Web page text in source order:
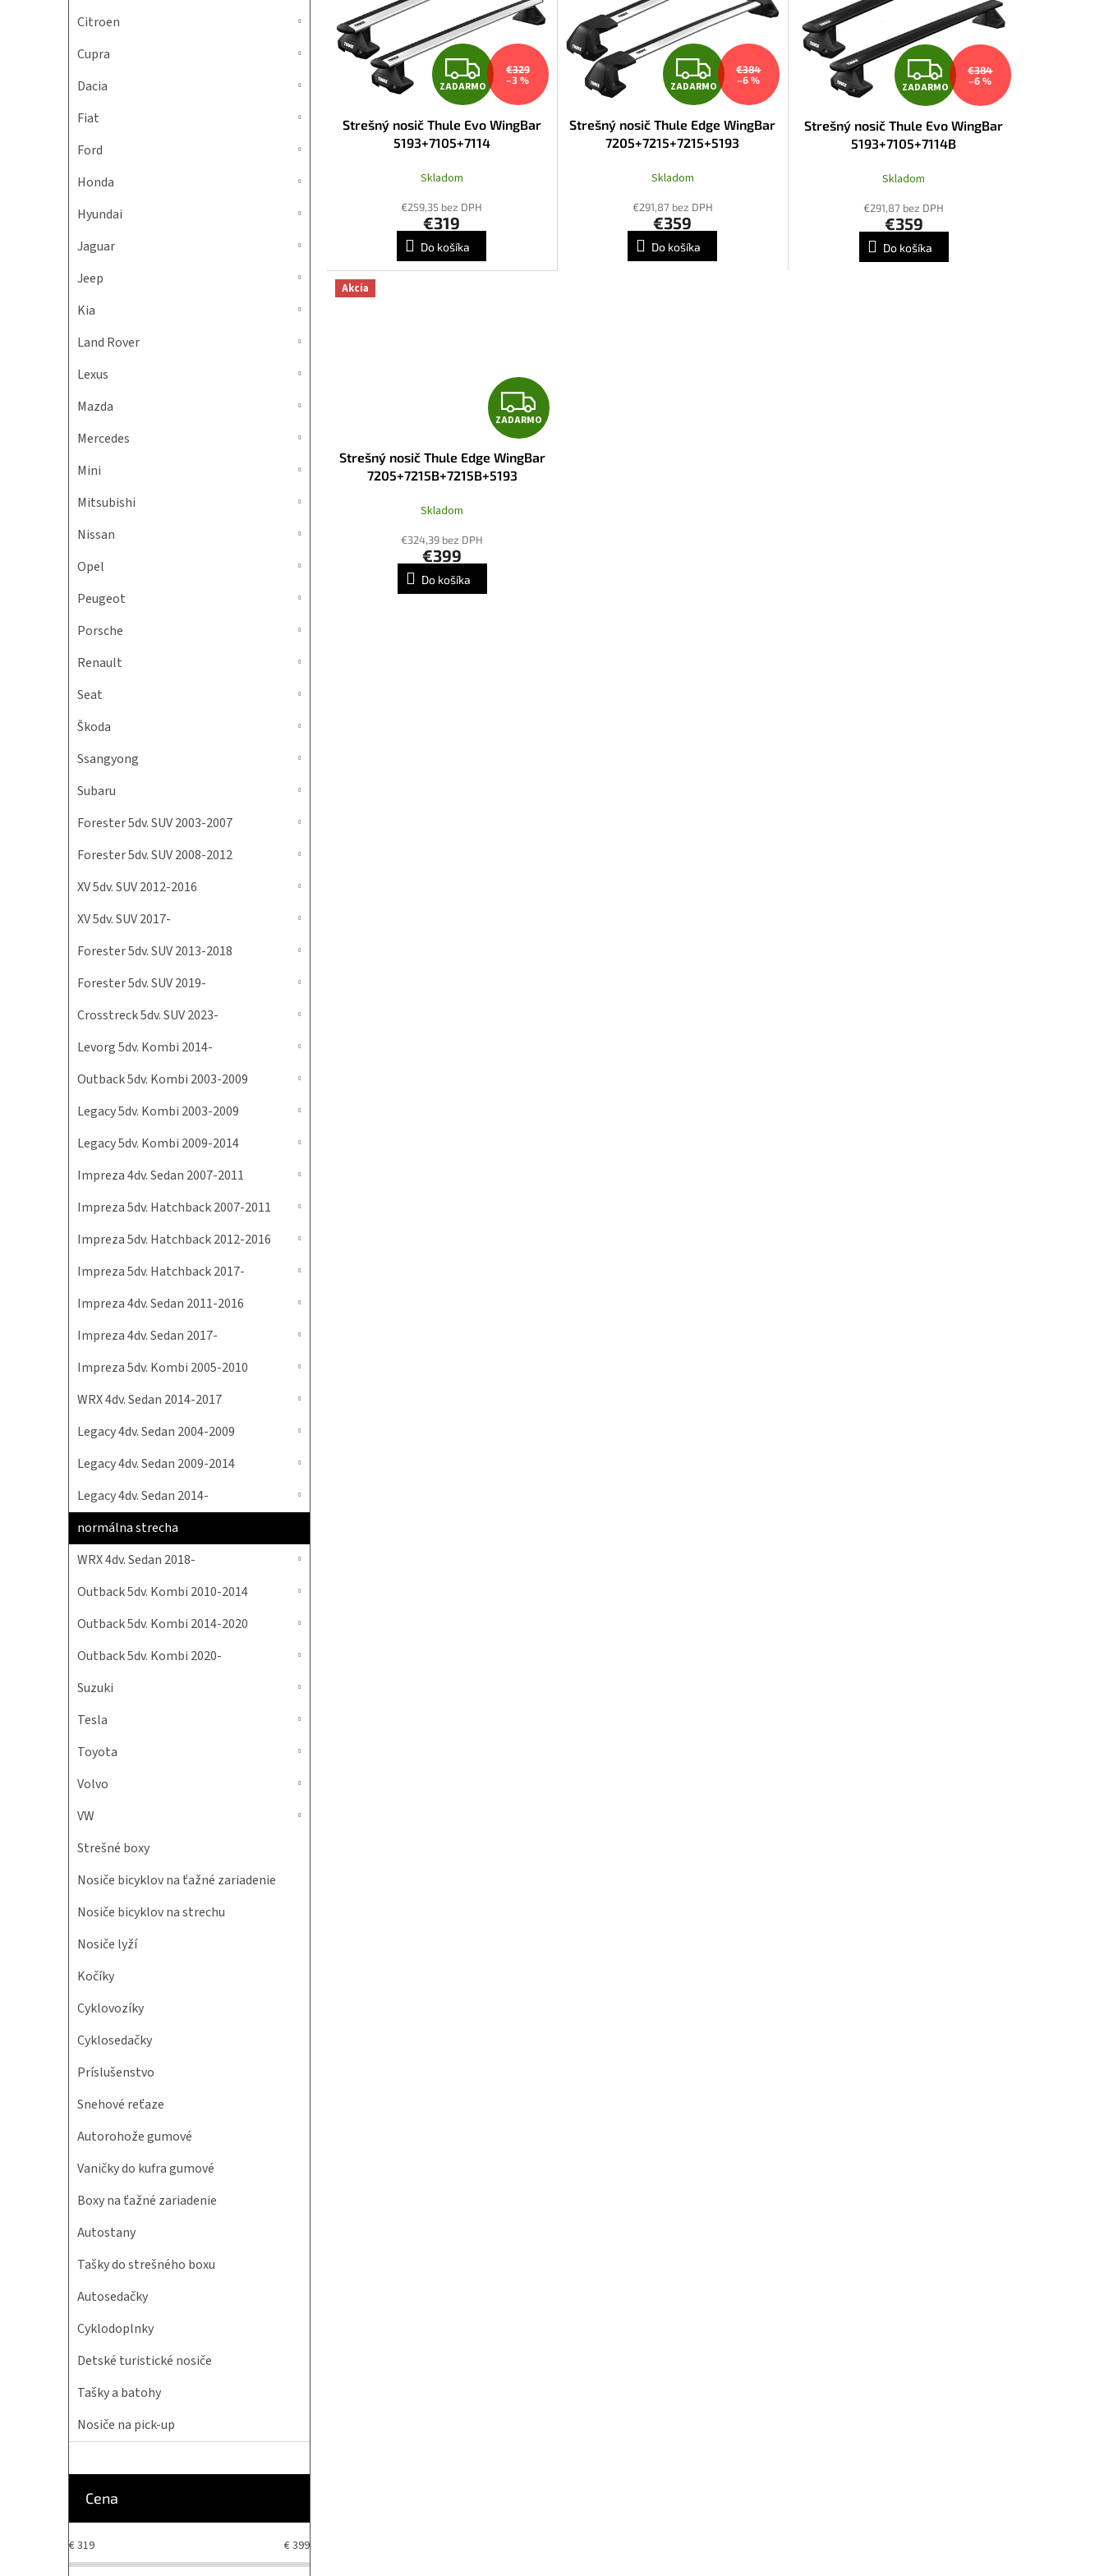
Citroen
Cupra
Dacia
Fiat
Ford
Honda
Hyundai
Jaguar
Jeep
Kia
Land Rover
Lexus
Mazda
Mercedes
Mini
Mitsubishi
Nissan
Opel
Peugeot
Porsche
Renault
Seat
Škoda
Ssangyong
Subaru
Forester 5dv. SUV 2003-2007
Forester 5dv. SUV 2008-2012
XV 5dv. SUV 2012-2016
XV 5dv. SUV 2017-
Forester 5dv. SUV 2013-2018
Forester 5dv. SUV 2019-
Crosstreck 5dv. SUV 2023-
Levorg 5dv. Kombi 2014-
Outback 5dv. Kombi 2003-2009
Legacy 5dv. Kombi 2003-2009
Legacy 5dv. Kombi 2009-2014
Impreza 4dv. Sedan 2007-2011
Impreza 5dv. Hatchback 2007-2011
Impreza 5dv. Hatchback 2012-2016
Impreza 5dv. Hatchback 2017-
Impreza 4dv. Sedan 2011-2016
Impreza 4dv. Sedan 2017-
Impreza 5dv. Kombi 2005-2010
WRX 4dv. Sedan 2014-2017
Legacy 4dv. Sedan 2004-2009
Legacy 4dv. Sedan 2009-2014
Legacy 4dv. Sedan 2014-
normálna strecha
WRX 4dv. Sedan 2018-
Outback 5dv. Kombi 2010-2014
Outback 5dv. Kombi 2014-2020
Outback 5dv. Kombi 2020-
Suzuki
Tesla
Toyota
Volvo
VW
Strešné boxy
Nosiče bicyklov na ťažné zariadenie
Nosiče bicyklov na strechu
Nosiče lyží
Kočíky
Cyklovozíky
Cyklosedačky
Príslušenstvo
Snehové reťaze
Autorohože gumové
Vaničky do kufra gumové
Boxy na ťažné zariadenie
Autostany
Tašky do strešného boxu
Autosedačky
Cyklodoplnky
Detské turistické nosiče
Tašky a batohy
Nosiče na pick-up
Cena
€319 €399
Z
A
D
R
M
O
ZADARMO
€329
–3 %
Strešný nosič Thule Evo WingBar
5193+7105+7114
Skladom
€259,35 bez DPH
€319
Do košíka
Z
A
D
R
M
ZADARMO
€384
–6 %
Strešný nosič Thule Edge WingBar
7205+7215+7215+5193
Skladom
€291,87 bez DPH
€359
Do košíka
Z
A
D
R
M
ZADARMO
€384
–6 %
Strešný nosič Thule Evo WingBar
5193+7105+7114B
Skladom
€291,87 bez DPH
€359
Do košíka
Akcia
Z
A
D
ZADARMO
Strešný nosič Thule Edge WingBar
7205+7215B+7215B+5193
Skladom
€324,39 bez DPH
€399
Do košíka